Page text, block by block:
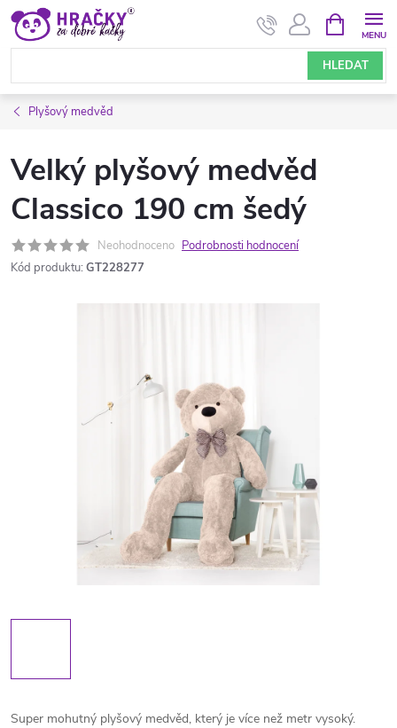
Přejít
obsah
HLEDAT
NÁKUPNÍ
KOŠÍK
Plyšový medvěd
Velký plyšový medvěd
Classico 190 cm šedý
Neohodnoceno Podrobnosti hodnocení
Kód produktu: GT228277
Super mohutný plyšový medvěd, který je více než metr vysoký.